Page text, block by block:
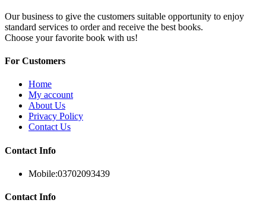
Our business to give the customers suitable opportunity to enjoy
standard services to order and receive the best books.
Choose your favorite book with us!
For Customers
Home
My account
About Us
Privacy Policy
Contact Us
Contact Info
Mobile:03702093439
Contact Info